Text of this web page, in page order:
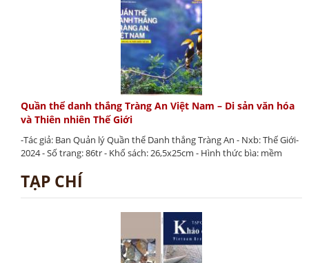
Quần thể danh thắng Tràng An Việt Nam – Di sản văn hóa
và Thiên nhiên Thế Giới
-Tác giả: Ban Quản lý Quần thể Danh thắng Tràng An - Nxb: Thế Giới-
2024 - Số trang: 86tr - Khổ sách: 26,5x25cm - Hình thức bìa: mềm
TẠP CHÍ